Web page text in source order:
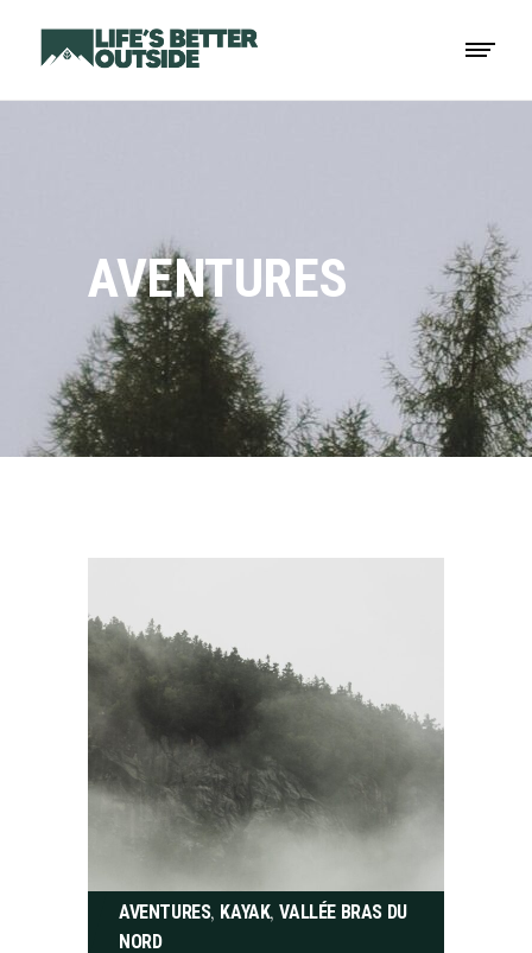
AVENTURES
AVENTURES, KAYAK,VALLÉE BRAS DU
NORD